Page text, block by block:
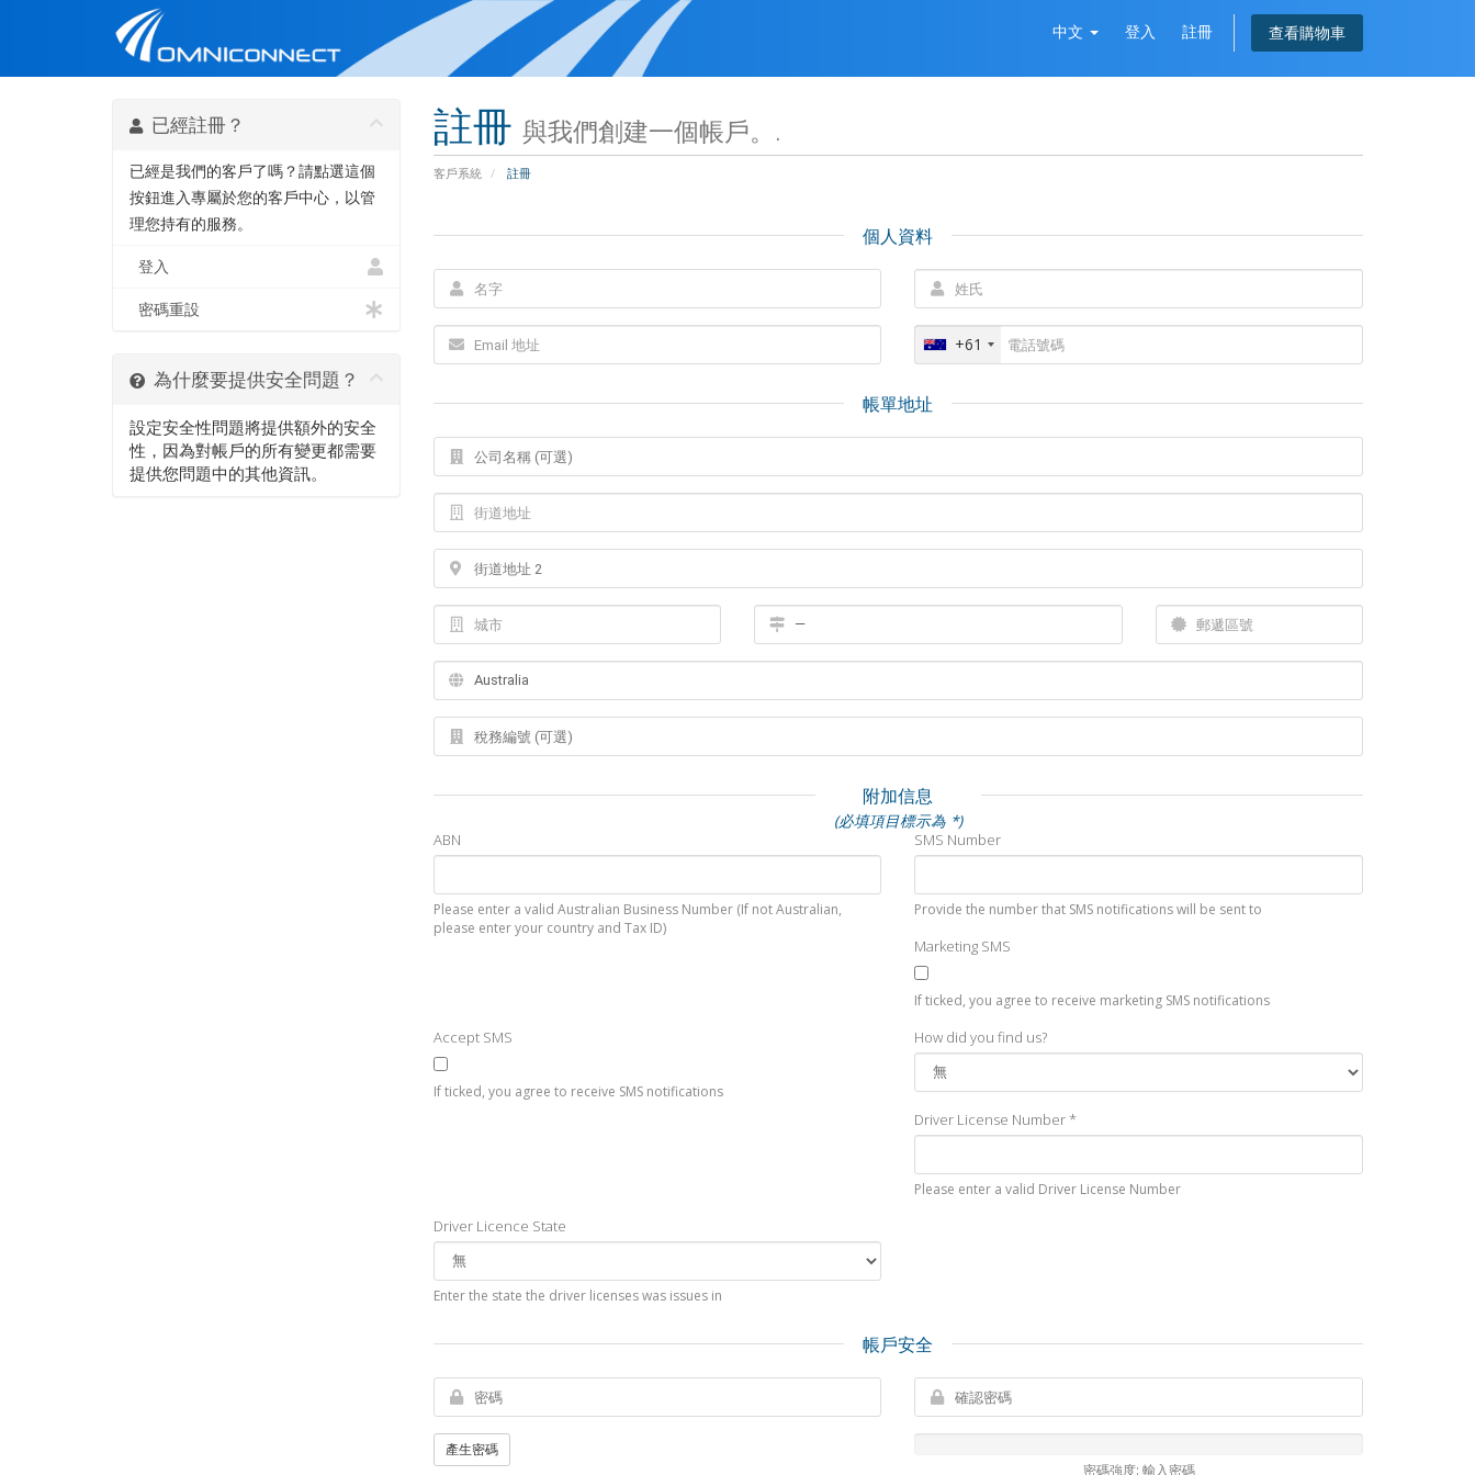
中文 登入 註冊 查看購物車
註冊 與我們創建一個帳戶。.
客戶系統 註冊
已經註冊？
已經是我們的客戶了嗎？請點選這個
按鈕進入專屬於您的客戶中心，以管
理您持有的服務。
登入
密碼重設
個人資料
+61
帳單地址
附加信息
(必填項目標示為 *)
ABN
Please enter a valid Australian Business Number (If not Australian,
please enter your country and Tax ID)
SMS Number
Provide the number that SMS notifications will be sent to
Marketing SMS
If ticked, you agree to receive marketing SMS notifications
Accept SMS
If ticked, you agree to receive SMS notifications
How did you find us?
Driver License Number *
Please enter a valid Driver License Number
Driver Licence State
Enter the state the driver licenses was issues in
帳戶安全
產生密碼
密碼強度: 輸入密碼
為什麼要提供安全問題？
設定安全性問題將提供額外的安全
性，因為對帳戶的所有變更都需要
提供您問題中的其他資訊。